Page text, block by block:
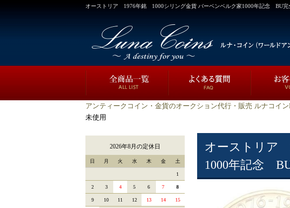
オーストリア 1976年銘 1000シリング金貨 バーベンベルク家1000年記念 BU完
アンティークコイン・金貨のオークション代行・販売 ルナコイン
未使用
オーストリア
1000年記念
2026年8月の定休日
日 月 火 水 木 金 土
1
2 3 4 5 6 7 8
9 10 11 12 13 14 15